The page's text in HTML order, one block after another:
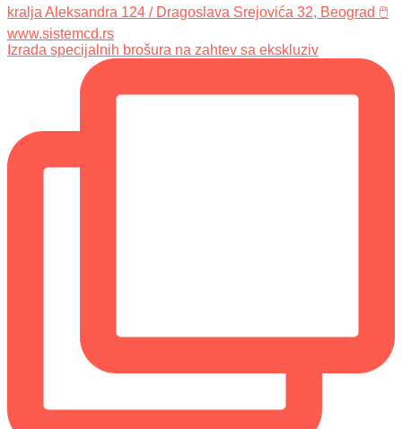
Izrada specijalnih brošura na zahtev sa ekskluziv